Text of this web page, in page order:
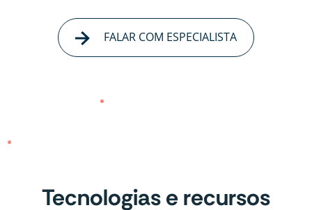
FALAR COM ESPECIALISTA
Tecnologias e recursos